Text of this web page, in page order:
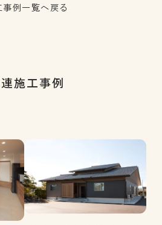
事例一覧へ戻る
施工事例